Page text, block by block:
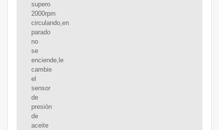
supero
2000rpm
circulando,en
parado
no
se
enciende,le
cambie
el
sensor
de
presión
de
aceite